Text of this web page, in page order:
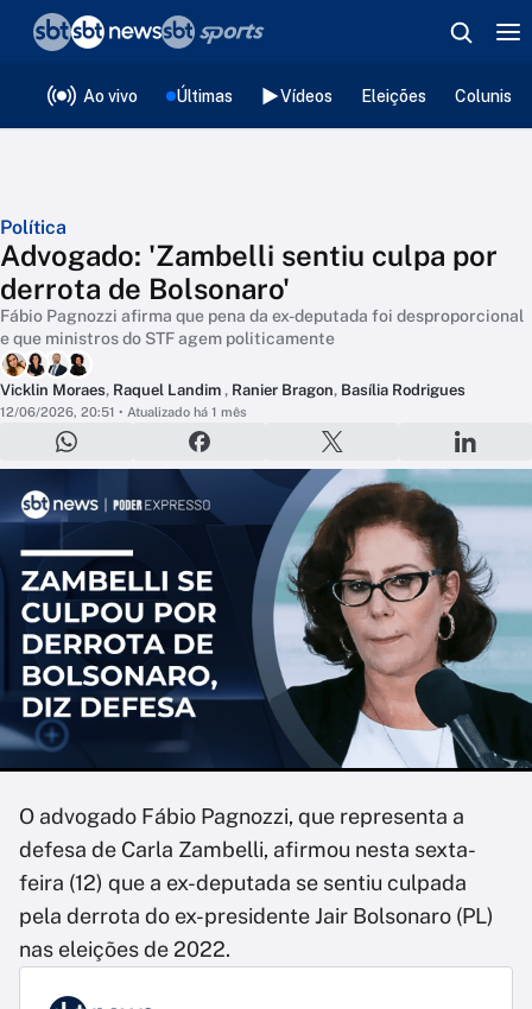
Ao vivo Últimas Vídeos Eleições
Política
Advogado: 'Zambelli sentiu culpa por
derrota de Bolsonaro'
Fábio Pagnozzi afirma que pena da ex-deputada foi desproporcional
e que ministros do STF agem politicamente
Vicklin Moraes, Raquel Landim , Ranier Bragon, Basília Rodrigues
12/06/2026, 20:51 • Atualizado há 1 mês
O advogado Fábio Pagnozzi, que representa a
defesa de Carla Zambelli, afirmou nesta sexta-
feira (12) que a ex-deputada se sentiu culpada
pela derrota do ex-presidente Jair Bolsonaro (PL)
nas eleições de 2022.
❮voltar
Editorias